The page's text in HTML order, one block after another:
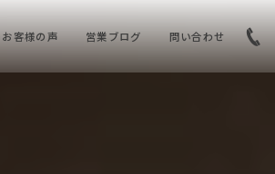
客様の声 営業ブログ 問い合わせ